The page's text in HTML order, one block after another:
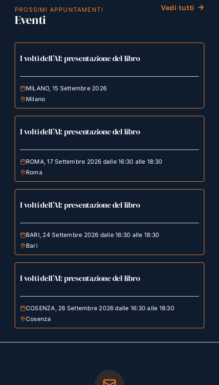
PROSSIMI APPUNTAMENTI
Eventi
Vedi tutti
I volti dell’AI: presentazione del libro
MILANO, 15 Settembre 2026
Milano
I volti dell’AI: presentazione del libro
ROMA, 17 Settembre 2026 dalle 16:30 alle 18:30
Roma
I volti dell’AI: presentazione del libro
BARI, 24 Settembre 2026 dalle 16:30 alle 18:30
Bari
I volti dell’AI: presentazione del libro
COSENZA, 28 Settembre 2026 dalle 16:30 alle 18:30
Cosenza